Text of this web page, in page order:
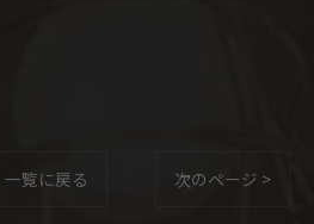
一覧に戻る 次のページ >